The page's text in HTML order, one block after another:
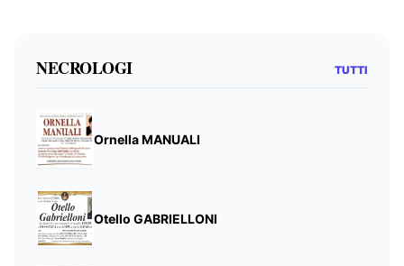
NECROLOGI TUTTI
Ornella MANUALI
Otello GABRIELLONI